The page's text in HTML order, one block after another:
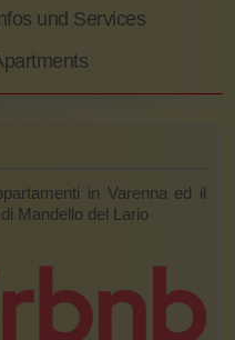
und Services
in Varenna ed il
Mandello del Lario